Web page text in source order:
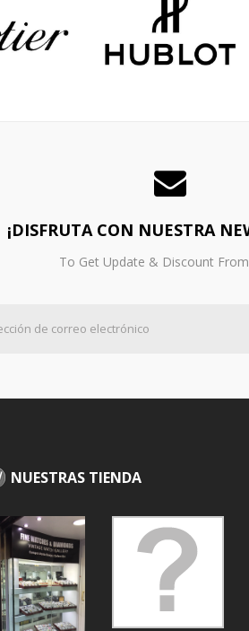
¡DISFRUTA CON NUESTRA
To Get Update & Discount
NUESTRAS TIENDA